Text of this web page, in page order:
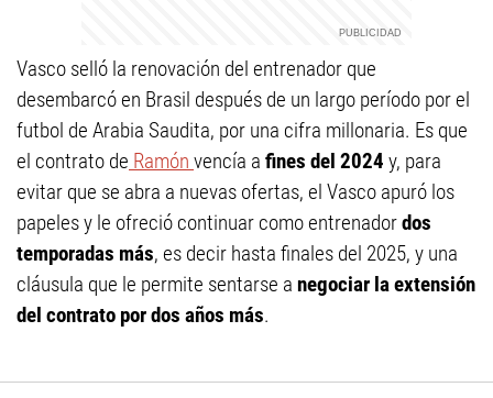
Vasco selló la renovación del entrenador que
desembarcó en Brasil después de un largo período por el
futbol de Arabia Saudita, por una cifra millonaria. Es que
el contrato de Ramón vencía a fines del 2024 y, para
evitar que se abra a nuevas ofertas, el Vasco apuró los
papeles y le ofreció continuar como entrenadordos
temporadas más, es decir hasta finales del 2025, y una
cláusula que le permite sentarse a negociar la extensión
del contrato por dos años más.